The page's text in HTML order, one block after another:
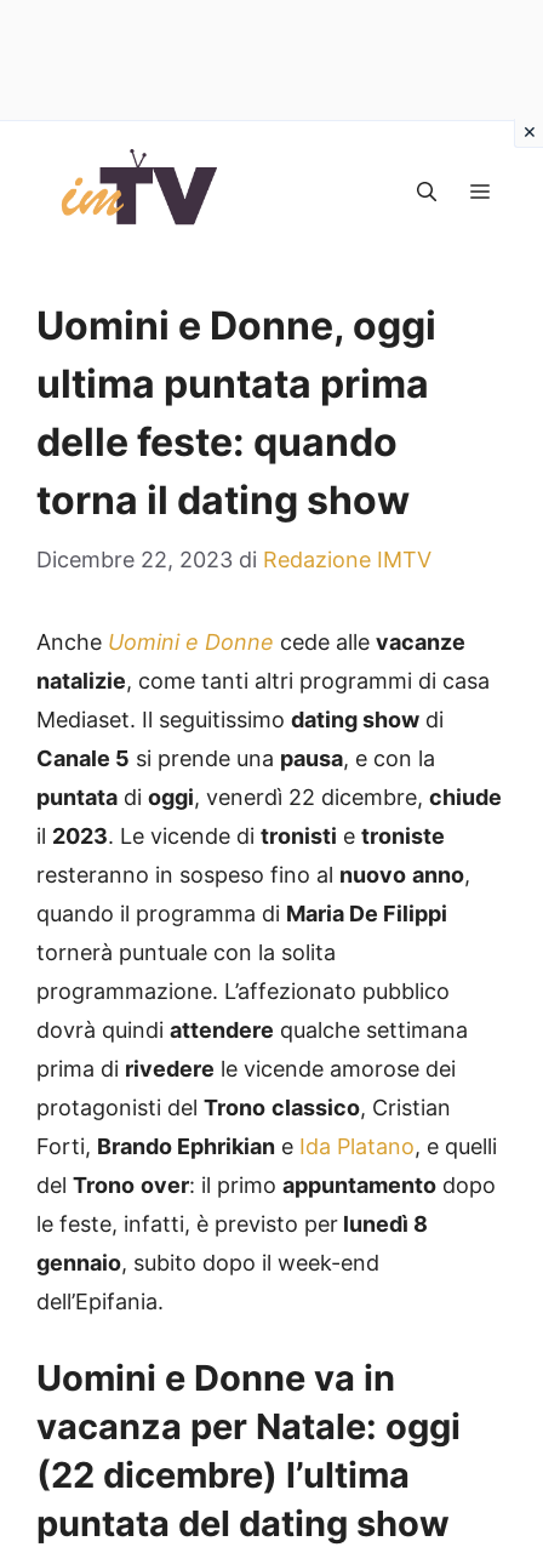
contenuto
Uomini e Donne, oggi
ultima puntata prima
delle feste: quando
torna il dating show
Dicembre 22, 2023 di Redazione IMTV
Anche Uomini e Donne cede alle vacanze
natalizie, come tanti altri programmi di casa
Mediaset. Il seguitissimo dating show di
Canale 5 si prende una pausa, e con la
puntata di oggi, venerdì 22 dicembre, chiude
il 2023. Le vicende di tronisti e troniste
resteranno in sospeso fino al nuovo anno,
quando il programma di Maria De Filippi
tornerà puntuale con la solita
programmazione. L’affezionato pubblico
dovrà quindi attendere qualche settimana
prima di rivedere le vicende amorose dei
protagonisti del Trono classico, Cristian
Forti, Brando Ephrikian e Ida Platano, e quelli
del Trono over: il primo appuntamento dopo
le feste, infatti, è previsto per lunedì 8
gennaio, subito dopo il week-end
dell’Epifania.
Uomini e Donne va in
vacanza per Natale: oggi
(22 dicembre) l’ultima
puntata del dating show